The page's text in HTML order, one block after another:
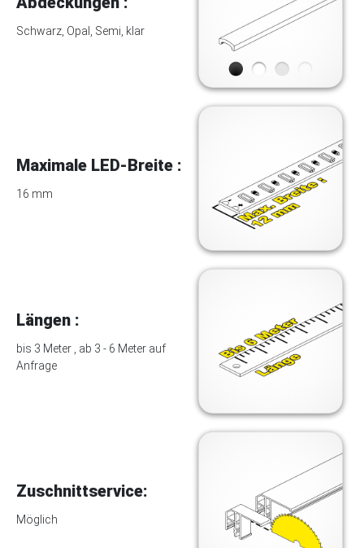
Schwarz, Opal, Semi, klar
Maximale LED-Breite :
16 mm
Längen :
bis 3 Meter , ab 3 - 6 Meter auf
Anfrage
Zuschnittservice:
Möglich